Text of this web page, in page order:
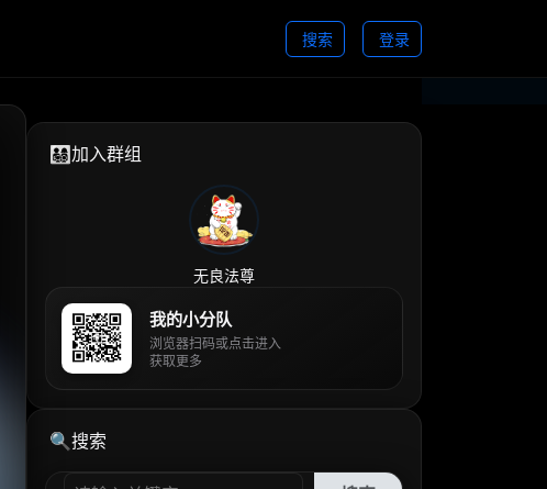
搜索 登录
👨‍👩‍👧‍👦加入群组
无良法尊
我的小分队
浏览器扫码或点击进入
获取更多
🔍搜索